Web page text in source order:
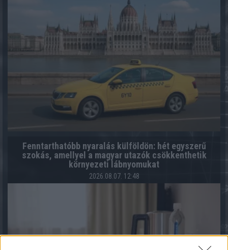
Fenntarthatóbb nyaralás külföldön: hét egyszerű
szokás, amellyel a magyar utazók csökkenthetik
környezeti lábnyomukat
2026.08.07. 12:48